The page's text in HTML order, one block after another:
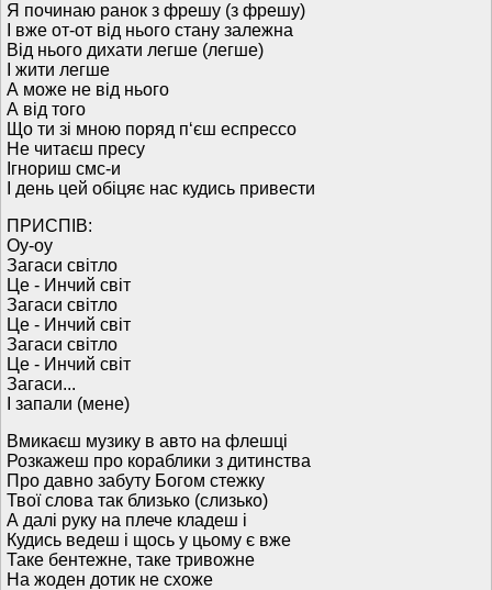
Я починаю ранок з фрешу (з фрешу)
І вже от-от від нього стану залежна
Від нього дихати легше (легше)
І жити легше
А може не від нього
А від того
Що ти зі мною поряд п‘єш еспрессо
Не читаєш пресу
Ігнориш смс-и
І день цей обіцяє нас кудись привести
ПРИСПІВ:
Оу-оу
Загаси світло
Це - Инчий світ
Загаси світло
Це - Инчий світ
Загаси світло
Це - Инчий світ
Загаси...
І запали (мене)
Вмикаєш музику в авто на флешці
Розкажеш про кораблики з дитинства
Про давно забуту Богом стежку
Твої слова так близько (слизько)
А далі руку на плече кладеш і
Кудись ведеш і щось у цьому є вже
Таке бентежне, таке тривожне
На жоден дотик не схоже